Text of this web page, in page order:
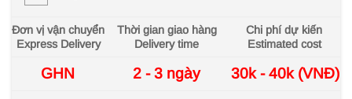
Đơn vị vận chuyển
Express Delivery
Thời gian giao hàng
Delivery time
Chi phí dự kiến
Estimated cost
GHN 2 - 3 ngày 30k - 40k (VNĐ)